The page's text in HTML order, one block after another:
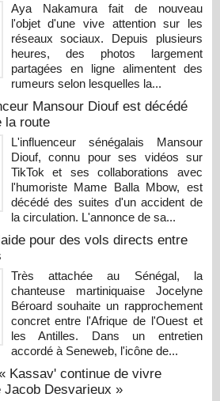
Aya Nakamura fait de nouveau
l'objet d'une vive attention sur les
réseaux sociaux. Depuis plusieurs
heures, des photos largement
partagées en ligne alimentent des
rumeurs selon lesquelles la...
Mansour Diouf est décédé
la route
L'influenceur sénégalais Mansour
Diouf, connu pour ses vidéos sur
TikTok et ses collaborations avec
l'humoriste Mame Balla Mbow, est
décédé des suites d'un accident de
la circulation. L'annonce de sa...
pour des vols directs entre
Très attachée au Sénégal, la
chanteuse martiniquaise Jocelyne
Béroard souhaite un rapprochement
concret entre l'Afrique de l'Ouest et
les Antilles. Dans un entretien
accordé à Seneweb, l'icône de...
Kassav' continue de vivre
Jacob Desvarieux »